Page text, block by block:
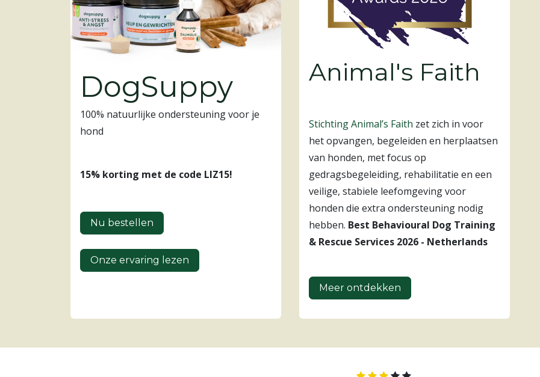
DogSuppy
100% natuurlijke ondersteuning voor je
hond
15% korting met de code LIZ15!
Nu bestellen
Onze ervaring lezen
Animal's Faith
Stichting Animal’s Faith zet zich in voor
het opvangen, begeleiden en herplaatsen
van honden, met focus op
gedragsbegeleiding, rehabilitatie en een
veilige, stabiele leefomgeving voor
honden die extra ondersteuning nodig
hebben. Best Behavioural Dog Training
& Rescue Services 2026 - Netherlands
Meer ontdekken